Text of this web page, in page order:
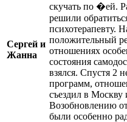
Сергей и
Жанна
скучать по �ей.
решили
психотерапевту.
положительный
отношениях
состояния
взялся. Спустя 2
программ,
съездил в Москву
Возобновлению
были особенно